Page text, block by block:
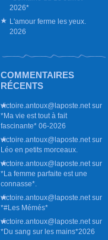
2026*
L'amour ferme les yeux.
2026
COMMENTAIRES
RÉCENTS
victoire.antoux@laposte.net sur
*Ma vie est tout à fait
fascinante* 06-2026
victoire.antoux@laposte.net sur
Léo en petits morceaux.
victoire.antoux@laposte.net sur
*La femme parfaite est une
connasse*.
victoire.antoux@laposte.net sur
*#Les Mémés*
victoire.antoux@laposte.net sur
*Du sang sur les mains*2026